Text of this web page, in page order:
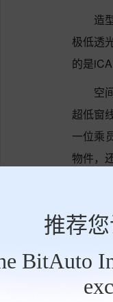
推荐
BitAuto
造
极低透
的是
空
超低窗
一位乘
物件，